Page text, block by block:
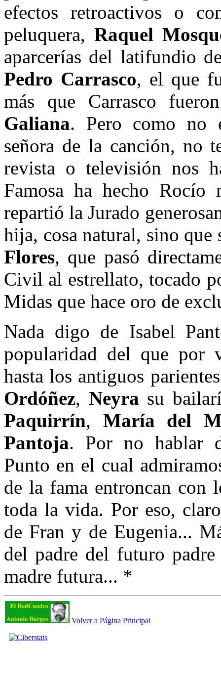
efectos retroactivos o
peluquera, Raquel
aparcerías del latifundio
Pedro Carrasco, el que
más que Carrasco
Galiana. Pero como no
señora de la canción, no
revista o televisión nos
Famosa ha hecho
repartió la Jurado
hija, cosa natural, sino
Flores, que pasó
Civil al estrellato, tocado
Midas que hace oro de
Nada digo de Isabel
popularidad del que por
hasta los antiguos
Ordóñez, Neyra su
Paquirrín, María del
Pantoja. Por no hablar
Punto en el cual
de la fama entroncan con
toda la vida. Por eso,
de Fran y de Eugenia...
del padre del futuro
madre futura... *
Volver a Página Principal